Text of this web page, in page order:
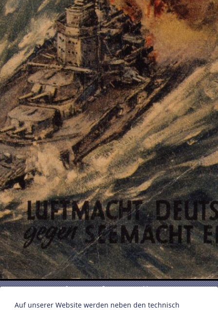
"Zum Endkampf gestellt!"
Auf unserer Website werden neben den technisch